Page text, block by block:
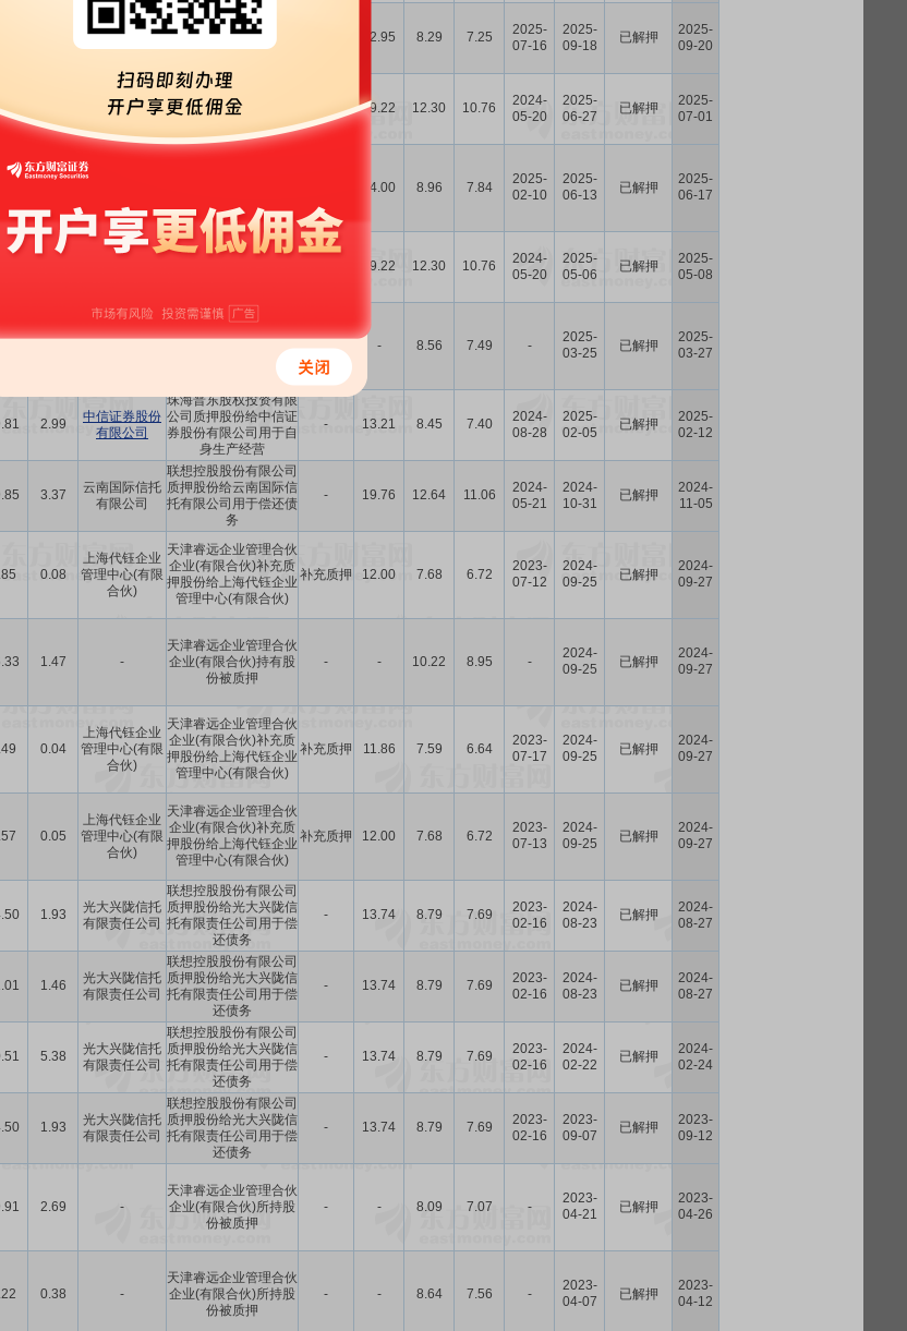
兴业国际信托
有限公司
联想控股股份有限公司
质押股份给兴业国际信
托有限公司用于偿还有
12.95 8.29 7.25
2025-
07-16
2025-
09-18
已解押
2025-
09-20
云南国际信托
有限公司
联想控股股份有限公司
质押股份给云南国际信
托有限公司用于偿还债
务
19.22 12.30 10.76
2024-
05-20
2025-
06-27
已解押
2025-
07-01
珠海华润银行
广州分行
珠海普东股权投资有限
州分行用于补充流动资
金
14.00 8.96 7.84
2025-
02-10
2025-
06-13
已解押
2025-
06-17
云南国际信托
联想控股股份有限公司
质押股份给云南国际信
19.22 12.30 10.76
2024-
05-20
2025-
05-06
已解押
2025-
05-08
天津睿远企业管理合伙
企业(有限合伙)所持股
- - 8.56 7.49 -
2025-
03-25
已解押
2025-
03-27
2.99
中信证券股份
有限公司
珠海普东股权投资有限
公司质押股份给中信证
券股份有限公司用于自
身生产经营
- 13.21 8.45 7.40
2024-
08-28
2025-
02-05
已解押
2025-
02-12
3.37
云南国际信托
有限公司
联想控股股份有限公司
质押股份给云南国际信
托有限公司用于偿还债
务
- 19.76 12.64 11.06
2024-
05-21
2024-
10-31
已解押
2024-
11-05
0.08
上海代钰企业
管理中心(有限
合伙)
天津睿远企业管理合伙
企业(有限合伙)补充质
押股份给上海代钰企业
管理中心(有限合伙)
补充质押 12.00 7.68 6.72
2023-
07-12
2024-
09-25
已解押
2024-
09-27
1.47 -
天津睿远企业管理合伙
企业(有限合伙)持有股
份被质押
- - 10.22 8.95 -
2024-
09-25
已解押
2024-
09-27
0.04
上海代钰企业
管理中心(有限
合伙)
天津睿远企业管理合伙
企业(有限合伙)补充质
押股份给上海代钰企业
管理中心(有限合伙)
补充质押 11.86 7.59 6.64
2023-
07-17
2024-
09-25
已解押
2024-
09-27
0.05
上海代钰企业
管理中心(有限
合伙)
天津睿远企业管理合伙
企业(有限合伙)补充质
押股份给上海代钰企业
管理中心(有限合伙)
补充质押 12.00 7.68 6.72
2023-
07-13
2024-
09-25
已解押
2024-
09-27
1.93
光大兴陇信托
有限责任公司
联想控股股份有限公司
质押股份给光大兴陇信
托有限责任公司用于偿
还债务
- 13.74 8.79 7.69
2023-
02-16
2024-
08-23
已解押
2024-
08-27
1.46
光大兴陇信托
有限责任公司
联想控股股份有限公司
质押股份给光大兴陇信
托有限责任公司用于偿
还债务
- 13.74 8.79 7.69
2023-
02-16
2024-
08-23
已解押
2024-
08-27
5.38
光大兴陇信托
有限责任公司
联想控股股份有限公司
质押股份给光大兴陇信
托有限责任公司用于偿
还债务
- 13.74 8.79 7.69
2023-
02-16
2024-
02-22
已解押
2024-
02-24
1.93
光大兴陇信托
有限责任公司
联想控股股份有限公司
质押股份给光大兴陇信
托有限责任公司用于偿
还债务
- 13.74 8.79 7.69
2023-
02-16
2023-
09-07
已解押
2023-
09-12
2.69 -
天津睿远企业管理合伙
企业(有限合伙)所持股
份被质押
- - 8.09 7.07 -
2023-
04-21
已解押
2023-
04-26
0.38 -
天津睿远企业管理合伙
企业(有限合伙)所持股
份被质押
- - 8.64 7.56 -
2023-
04-07
已解押
2023-
04-12